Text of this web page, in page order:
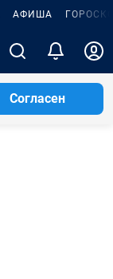
АФИША
Согласен